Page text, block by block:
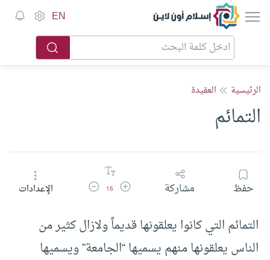
إسلام أون لاين EN
الرئيسية العقيدة
التمائم
حفظ مشاركة زيادة حجم الخط
16 تقليل حجم الخطالإعدادات
التمائم التي كانوا يعلقونها قديماً ولازال كثير من
الناس يعلقونها منهم يسميها “الجامعة” ويسميها